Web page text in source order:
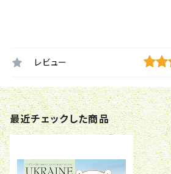
レビュー
最近チェックした商品